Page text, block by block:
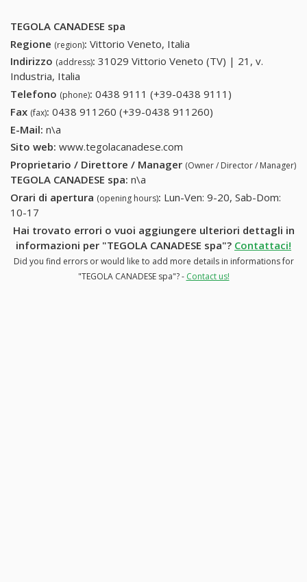
TEGOLA CANADESE spa
Regione (region): Vittorio Veneto, Italia
Indirizzo (address): 31029 Vittorio Veneto (TV) | 21, v.
Industria, Italia
Telefono (phone): 0438 9111 (+39-0438 9111)
Fax (fax): 0438 911260 (+39-0438 911260)
E-Mail: n\a
Sito web: www.tegolacanadese.com
Proprietario / Direttore / Manager (Owner / Director / Manager)
TEGOLA CANADESE spa: n\a
Orari di apertura (opening hours): Lun-Ven: 9-20, Sab-Dom:
10-17
Hai trovato errori o vuoi aggiungere ulteriori dettagli in
informazioni per "TEGOLA CANADESE spa"? Contattaci!
Did you find errors or would like to add more details in informations for
"TEGOLA CANADESE spa"? - Contact us!